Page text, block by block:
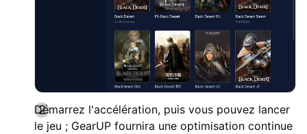
Démarrez l'accélération, puis vous pouvez lancer
le jeu ; GearUP fournira une optimisation continue